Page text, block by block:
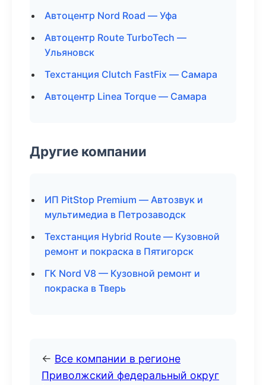
Автоцентр Nord Road — Уфа
Автоцентр Route TurboTech —
Ульяновск
Техстанция Clutch FastFix — Самара
Автоцентр Linea Torque — Самара
Другие компании
ИП PitStop Premium — Автозвук и
мультимедиа в Петрозаводск
Техстанция Hybrid Route — Кузовной
ремонт и покраска в Пятигорск
ГК Nord V8 — Кузовной ремонт и
покраска в Тверь
← Все компании в регионе
Приволжский федеральный округ